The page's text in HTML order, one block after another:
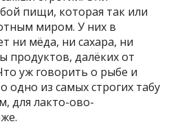
пищи, которая так или
миром. У них в
ни мёда, ни сахара, ни
продуктов, далёких от
уж говорить о рыбе и
одно из самых строгих табу
для лакто-ово-